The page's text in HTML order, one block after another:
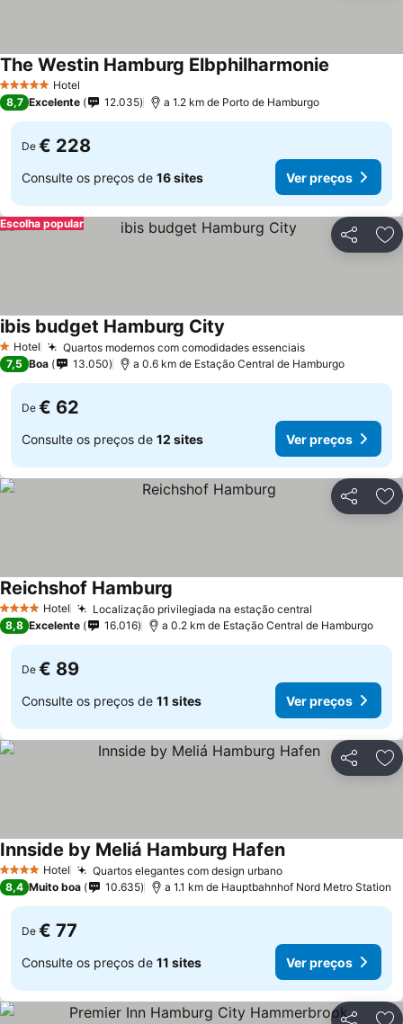
5 Estrelas Hotel
The Westin Hamburg Elbphilharmonie
8,7 Excelente 12.035 a 1.2 km de Porto de Hamburgo
De € 228
Consulte os preços de 16 sites Ver preços
Partilhar
Escolha popular
1 Estrelas
Hotel Quartos modernos com comodidades essenciais
ibis budget Hamburg City
7,5 Boa 13.050 a 0.6 km de Estação Central de Hamburgo
De € 62
Consulte os preços de 12 sites Ver preços
Partilhar
4 EstrelasHotel Localização privilegiada na estação central
Reichshof Hamburg
8,8 Excelente 16.016 a 0.2 km de Estação Central de Hamburgo
De € 89
Consulte os preços de 11 sites Ver preços
Partilhar
4 EstrelasHotel Quartos elegantes com design urbano
Innside by Meliá Hamburg Hafen
8,4 Muito boa 10.635 a 1.1 km de Hauptbahnhof Nord Metro Station
De € 77
Consulte os preços de 11 sites Ver preços